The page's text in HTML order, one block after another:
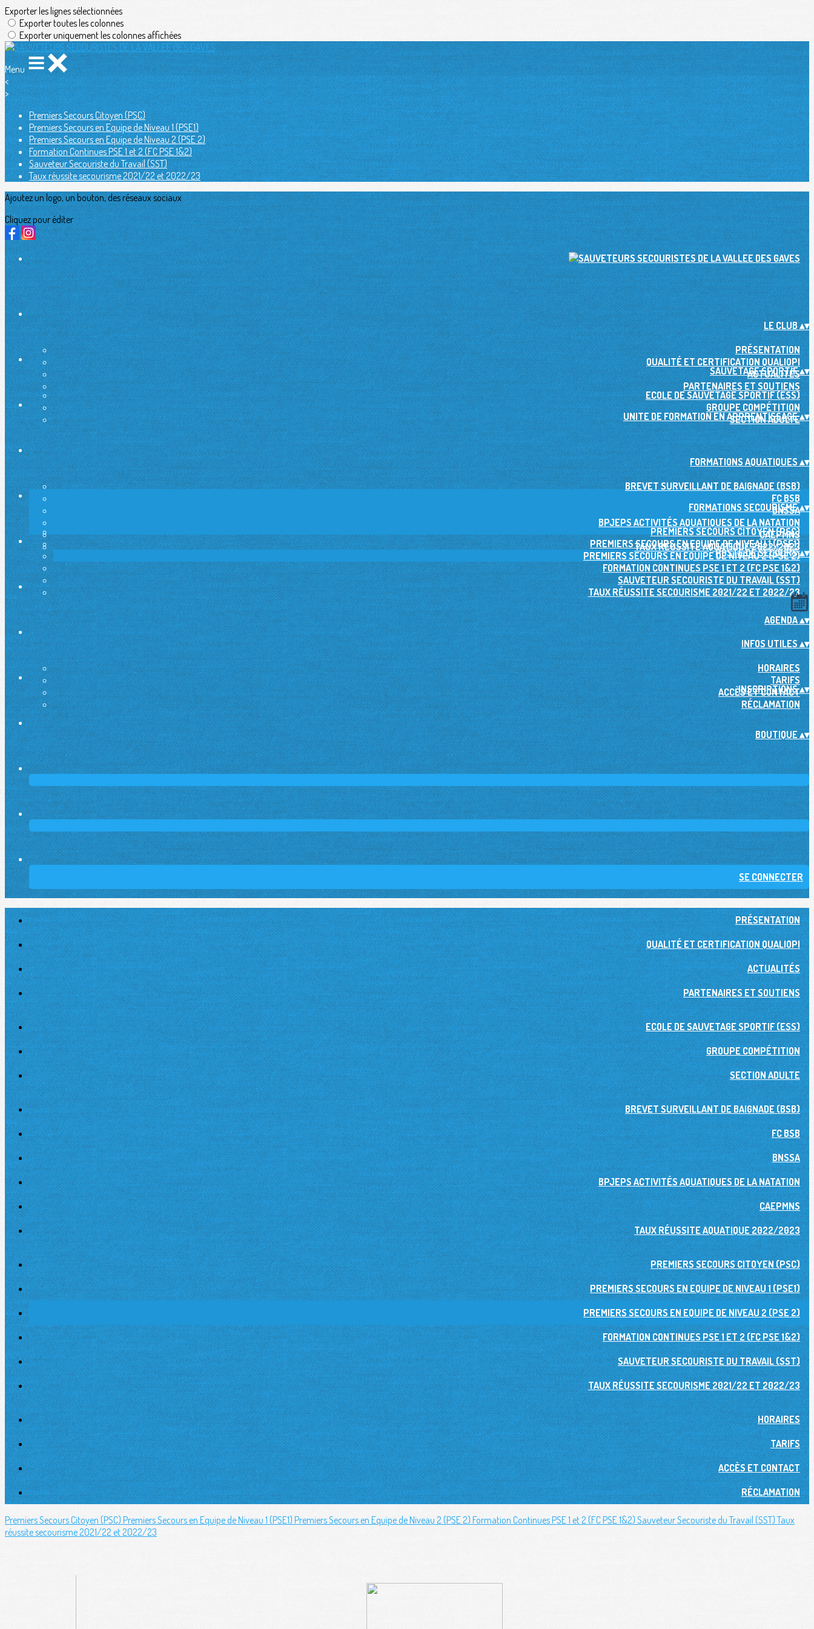
Exporter les lignes sélectionnées
Exporter toutes les colonnes
Exporter uniquement les colonnes affichées
Menu
<
>
Premiers Secours Citoyen (PSC)
Premiers Secours en Equipe de Niveau 1 (PSE1)
Premiers Secours en Equipe de Niveau 2 (PSE 2)
Formation Continues PSE 1 et 2 (FC PSE 1&2)
Sauveteur Secouriste du Travail (SST)
Taux réussite secourisme 2021/22 et 2022/23
Ajoutez un logo, un bouton, des réseaux sociaux
Cliquez pour éditer
LE CLUB▴▾
PRÉSENTATION
QUALITÉ ET CERTIFICATION QUALIOPI
ACTUALITÉS
PARTENAIRES ET SOUTIENS
SAUVETAGE SPORTIF▴▾
ECOLE DE SAUVETAGE SPORTIF (ESS)
GROUPE COMPÉTITION
SECTION ADULTE
UNITE DE FORMATION EN APPRENTISSAGE▴▾
FORMATIONS AQUATIQUES▴▾
BREVET SURVEILLANT DE BAIGNADE (BSB)
FC BSB
BNSSA
BPJEPS ACTIVITÉS AQUATIQUES DE LA NATATION
CAEPMNS
TAUX RÉUSSITE AQUATIQUE 2022/2023
FORMATIONS SECOURISME▴▾
PREMIERS SECOURS CITOYEN (PSC)
PREMIERS SECOURS EN EQUIPE DE NIVEAU 1 (PSE1)
PREMIERS SECOURS EN EQUIPE DE NIVEAU 2 (PSE 2)
FORMATION CONTINUES PSE 1 ET 2 (FC PSE 1&2)
SAUVETEUR SECOURISTE DU TRAVAIL (SST)
TAUX RÉUSSITE SECOURISME 2021/22 ET 2022/23
POSTE DE SECOURS▴▾
AGENDA▴▾
INFOS UTILES▴▾
HORAIRES
TARIFS
ACCÈS ET CONTACT
RÉCLAMATION
INSCRIPTIONS▴▾
BOUTIQUE▴▾
SE CONNECTER
PRÉSENTATION
QUALITÉ ET CERTIFICATION QUALIOPI
ACTUALITÉS
PARTENAIRES ET SOUTIENS
ECOLE DE SAUVETAGE SPORTIF (ESS)
GROUPE COMPÉTITION
SECTION ADULTE
BREVET SURVEILLANT DE BAIGNADE (BSB)
FC BSB
BNSSA
BPJEPS ACTIVITÉS AQUATIQUES DE LA NATATION
CAEPMNS
TAUX RÉUSSITE AQUATIQUE 2022/2023
PREMIERS SECOURS CITOYEN (PSC)
PREMIERS SECOURS EN EQUIPE DE NIVEAU 1 (PSE1)
PREMIERS SECOURS EN EQUIPE DE NIVEAU 2 (PSE 2)
FORMATION CONTINUES PSE 1 ET 2 (FC PSE 1&2)
SAUVETEUR SECOURISTE DU TRAVAIL (SST)
TAUX RÉUSSITE SECOURISME 2021/22 ET 2022/23
HORAIRES
TARIFS
ACCÈS ET CONTACT
RÉCLAMATION
Premiers Secours Citoyen (PSC) Premiers Secours en Equipe de Niveau 1 (PSE1) Premiers Secours en Equipe de Niveau 2 (PSE 2) Formation Continues PSE 1 et 2 (FC PSE 1&2) Sauveteur Secouriste du Travail (SST)Taux
réussite secourisme 2021/22 et 2022/23